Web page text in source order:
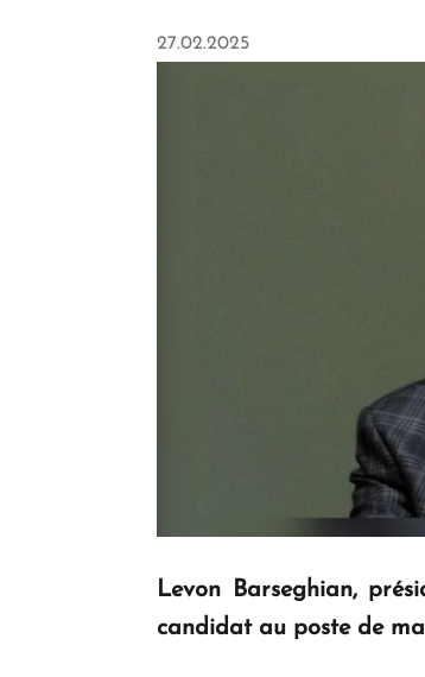
27.02.2025
Levon Barseghian,
candidat au poste de